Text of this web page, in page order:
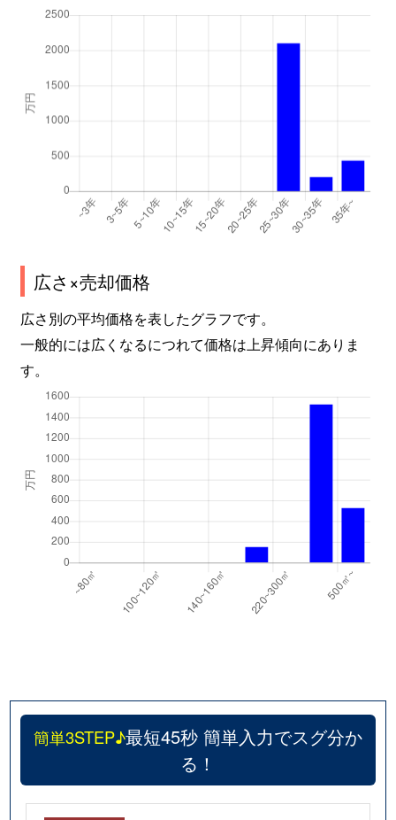
広さ×売却価格
広さ別の平均価格を表したグラフです。
一般的には広くなるにつれて価格は上昇傾向にありま
す。
簡単3STEP♪最短45秒 簡単入力でスグ分か
る！